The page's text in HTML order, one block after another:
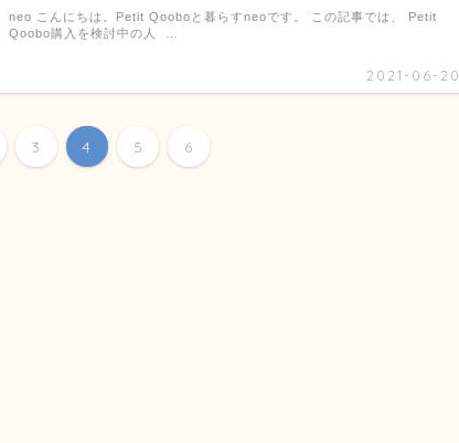
2021-06-20
neo こんにちは。Petit Qooboと暮らすneoです。 この記事では、 Petit
Qoobo購入を検討中の人 …
3 4 5 6